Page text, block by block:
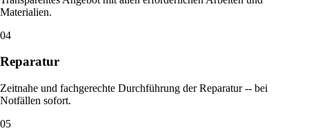
Materialien.
04
Reparatur
Zeitnahe und fachgerechte Durchführung der Reparatur -- bei
Notfällen sofort.
05